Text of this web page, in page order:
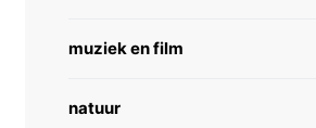
muziek en film
natuur